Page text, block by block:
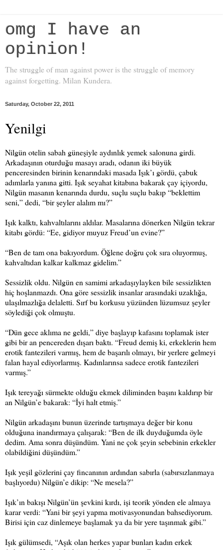
omg I have an
opinion!
The struggle of man against power is the struggle of memory
against forgetting. Milan Kundera.
Saturday, October 22, 2011
Yenilgi
Nilgün otelin sabah güneşiyle aydınlık yemek salonuna girdi.
Arkadaşının oturduğu masayı aradı, odanın iki büyük
penceresinden birinin kenarındaki masada Işık’ı gördü, çabuk
adımlarla yanına gitti. Işık seyahat kitabına bakarak çay içiyordu,
Nilgün masanın kenarında durdu, suçlu suçlu bakıp “beklettim
seni,” dedi, “bir şeyler alalım mı?”
Işık kalktı, kahvaltılarını aldılar. Masalarına dönerken Nilgün tekrar
kitabı gördü: “Ee, gidiyor muyuz Freud’un evine?”
“Ben de tam ona bakıyordum. Öğlene doğru çok sıra oluyormuş,
kahvaltıdan kalkar kalkmaz gidelim.”
Sessizlik oldu. Nilgün en samimi arkadaşıylayken bile sessizlikten
hiç hoşlanmazdı. Ona göre sessizlik insanlar arasındaki uzaklığa,
ulaşılmazlığa delaletti. Sırf bu korkusu yüzünden lüzumsuz şeyler
söylediği çok olmuştu.
“Dün gece aklıma ne geldi,” diye başlayıp kafasını toplamak ister
gibi bir an pencereden dışarı baktı. “Freud demiş ki, erkeklerin hem
erotik fantezileri varmış, hem de başarılı olmayı, bir yerlere gelmeyi
falan hayal ediyorlarmış. Kadınlarınsa sadece erotik fantezileri
varmış.”
Işık tereyağı sürmekte olduğu ekmek diliminden başını kaldırıp bir
an Nilgün’e bakarak: “İyi halt etmiş.”
Nilgün arkadaşını bunun üzerinde tartışmaya değer bir konu
olduğuna inandırmaya çalışarak: “Ben de ilk duyduğumda öyle
dedim. Ama sonra düşündüm. Yani ne çok şeyin sebebinin erkekler
olabildiğini düşündüm.”
Işık yeşil gözlerini çay fincanının ardından sabırla (sabırsızlanmaya
başlıyordu) Nilgün’e dikip: “Ne mesela?”
Işık’ın bakışı Nilgün’ün şevkini kırdı, işi teorik yönden ele almaya
karar verdi: “Yani bir şeyi yapma motivasyonundan bahsediyorum.
Birisi için caz dinlemeye başlamak ya da bir yere taşınmak gibi.”
Işık gülümsedi, “Aşık olan herkes yapar bunları kadın erkek